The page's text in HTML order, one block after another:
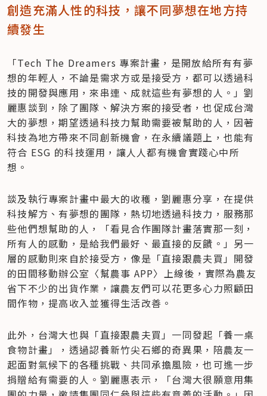
創造充滿人性的科技，讓不同夢想在地方持
續發生
「Tech The Dreamers 專案計畫，是開放給所有有夢
想的年輕人，不論是需求方或是接受方，都可以透過科
技的開發與應用，來串連、成就這些有夢想的人。」劉
麗惠談到，除了團隊、解決方案的接受者，也促成台灣
大的夢想，期望透過科技力幫助需要被幫助的人，因著
科技為地方帶來不同創新機會，在永續議題上，也能有
符合 ESG 的科技運用，讓人人都有機會實踐心中所
想。
談及執行專案計畫中最大的收穫，劉麗惠分享，在提供
科技解方、有夢想的團隊，熱切地透過科技力，服務那
些他們想幫助的人，「看見合作團隊計畫落實那一刻，
所有人的感動，是給我們最好、最直接的反饋。」另一
層的感動則來自於接受方，像是「直接跟農夫買」開發
的田間移動辦公室〈幫農事 APP〉上線後，實際為農友
省下不少的出貨作業，讓農友們可以花更多心力照顧田
間作物，提高收入並獲得生活改善。
此外，台灣大也與「直接跟農夫買」一同發起「養一桌
食物計畫」，透過認養新竹尖石鄉的奇異果，陪農友一
起面對氣候下的各種挑戰、共同承擔風險，也可進一步
捐贈給有需要的人。劉麗惠表示，「台灣大很願意用集